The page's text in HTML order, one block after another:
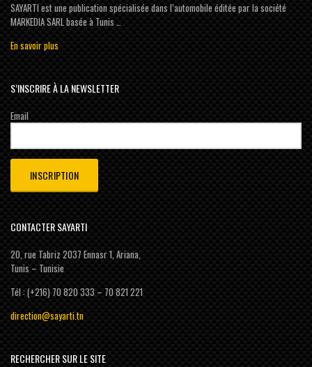
SAYARTI est une publication spécialisée dans l’automobile éditée par la société
MARKEDIA SARL basée à Tunis …
En savoir plus
S’INSCRIRE À LA NEWSLETTER
Email
CONTACTER SAYARTI
20, rue Tabriz 2037 Ennasr 1, Ariana,
Tunis – Tunisie
Tél : (+216) 70 820 333 – 70 821 221
direction@sayarti.tn
RECHERCHER SUR LE SITE